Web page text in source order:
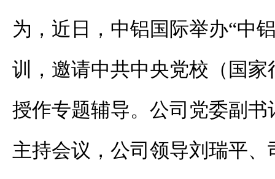
为，近日，中铝国际举办“中
训，邀请中共中央党校（国
授作专题辅导。公司党委副
主持会议，公司领导刘瑞平